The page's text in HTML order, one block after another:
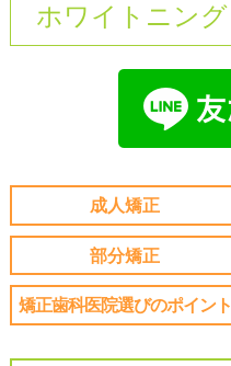
成人矯正
部分矯正
矯正歯科医院選びのポイント
ホワイトニング